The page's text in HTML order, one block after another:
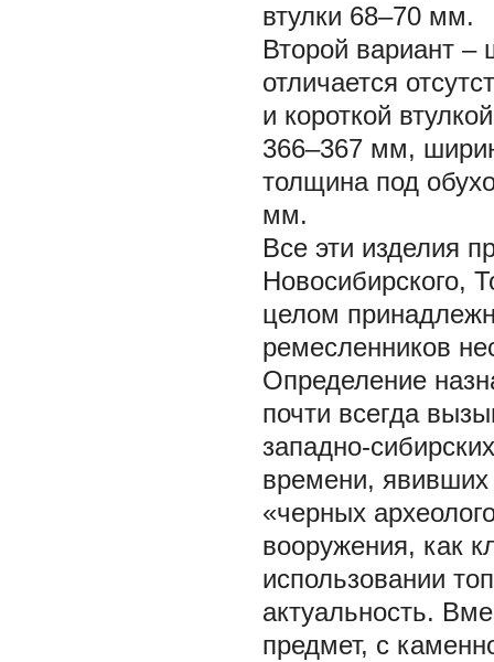
втулки 68–70 мм.
Второй вариант –
отличается
и короткой
366–367 мм,
толщина под
мм.
Все эти изделия
Новосибирского,
целом
ремесленников
Определение
почти всегда
западно-
времени, явивших
«черных
вооружения, как
использовании
актуальность.
предмет, с